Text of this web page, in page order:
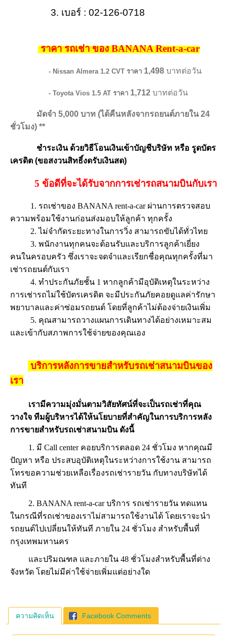
3. เบอร์ : 02-126-0718
ราคา รถเช่า ของ BANANA Rent-a-car
- Nissan Almera 1.2 CVT ราคา 1,498 บาทต่อวัน
- Toyota Vios 1.5 AT ราคา 1,712 บาทต่อวัน
มัดจำ 5,000 บาท (ได้คืนหลังจากรถยนต์ภายใน 24
ชั่วโมง) **
ชำระเงิน ด้วยวิธีโอนเงินเข้าบัญชีบริษัท หรือ รูดบัตร
เครดิต (ขอสงวนสิทธิ์งดรับเงินสด)
5 ข้อดีที่จะได้รับจากการเช่ารถสนามบินกับเรา
1. รถเช่าของ BANANA rent-a-car ผ่านการตรวจสอบ
ความพร้อมใช้งานก่อนส่งมอบให้ลูกค้า ทุกครั้ง
2. ไม่จำกัดระยะทางในการวิ่ง สามารถขับได้ทั่วไทย
3. พนักงานทุกคนจะต้อนรับและบริการลูกค้าเยี่ยง
คนในครอบครัว ซึ่งเราจะจดจำและเรียกชื่อคุณทุกครั้งที่มา
เช่ารถยนต์กับเรา
4. ทำประกันภัยชั้น 1 หากลูกค้ามีอุบัติเหตุในระหว่าง
การเช่ารถไม่ใช้บัตรเครดิต จะมีประกันภัยคอยดูแลค่ารักษา
พยาบาลและค่าซ่อมรถยนต์ โดยที่ลูกค้าไม่ต้องจ่ายเงินเพิ่ม
5. คุณสามารถวางแผนการเดินทางได้อย่างเหมาะสม
และเข้ากับสภาพการใช้จ่ายของคุณเอง
บริการหลังการขายสำหรับรถเช่าสนามบินของ
เรา
เรามีความมุ่งมั่นตามวิสัยทัศน์ที่จะเป็นรถเช่าที่คุณ
วางใจ ทีมผู้บริหารได้ให้นโยบายที่สำคัญในการบริการหลัง
การขายสำหรับรถเช่าสนามบิน ดังนี้
1. มี Call center คอยบริการตลอด 24 ชั่วโมง หากคุณมี
ปัญหา หรือ ประสบอุบัติเหตุในระหว่างการใช้งาน สามารถ
โทรขอความช่วยเหลือเรื่องรถเช่ารายวัน กับทางบริษัทได้
ทันที
2. BANANA rent-a-car บริการ รถเช่ารายวัน ทดแทน
ในกรณีที่รถเช่าของเราไม่สามารถใช้งานได้ โดยเราจะนำ
รถยนต์ไปเปลี่ยนให้ทันที ภายใน 24 ชั่วโมง สำหรับพื้นที่
กรุงเทพมหานคร
และปริมณฑล และภายใน 48 ชั่วโมงสำหรับพื้นที่ต่าง
จังหวัด โดยไม่มีค่าใช้จ่ายเพิ่มแต่อย่างใด
ความคิดเห็น Facebook Comments